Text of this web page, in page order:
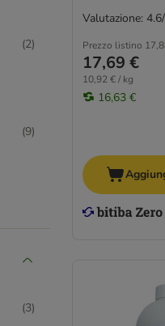
(2)
(9)
(3)
Prezzo listino
17,69 €
10,92 € / kg
16,63 €
Valutazione: